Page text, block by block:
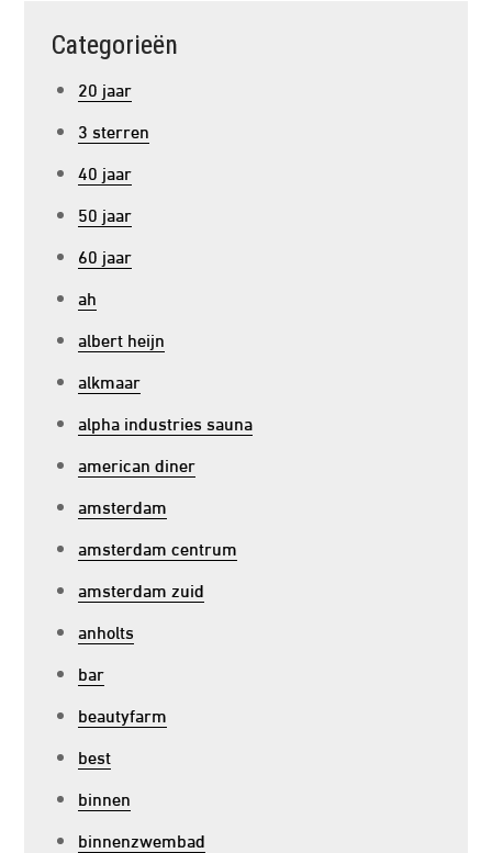
Categorieën
20 jaar
3 sterren
40 jaar
50 jaar
60 jaar
ah
albert heijn
alkmaar
alpha industries sauna
american diner
amsterdam
amsterdam centrum
amsterdam zuid
anholts
bar
beautyfarm
best
binnen
binnenzwembad